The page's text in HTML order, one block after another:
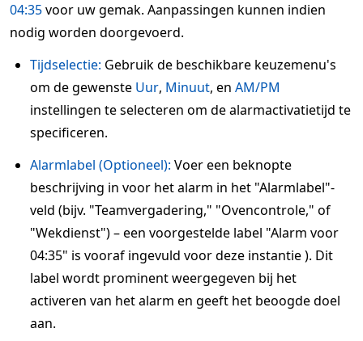
04:35voor uw gemak. Aanpassingen kunnen indien
nodig worden doorgevoerd.
Tijdselectie: Gebruik de beschikbare keuzemenu's
om de gewenste Uur, Minuut, en AM/PM
instellingen te selecteren om de alarmactivatietijd te
specificeren.
Alarmlabel (Optioneel): Voer een beknopte
beschrijving in voor het alarm in het "Alarmlabel"-
veld (bijv. "Teamvergadering," "Ovencontrole," of
"Wekdienst") – een voorgestelde label "Alarm voor
04:35" is vooraf ingevuld voor deze instantie ). Dit
label wordt prominent weergegeven bij het
activeren van het alarm en geeft het beoogde doel
aan.